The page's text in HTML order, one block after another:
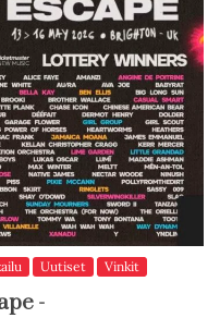
Uutiset Vinkit
-